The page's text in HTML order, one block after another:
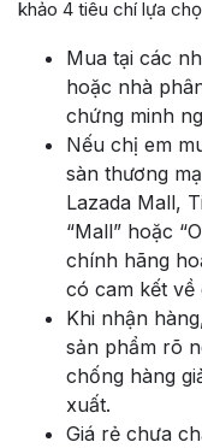
khảo 4 tiêu chí lựa
Mua tại các
hoặc nhà
chứng minh
Nếu chị em
sàn thương
Lazada Mall,
“Mall” hoặc
chính hãng
có cam kết về
Khi nhận
sản phẩm rõ
chống hàng
xuất.
Giá rẻ chưa